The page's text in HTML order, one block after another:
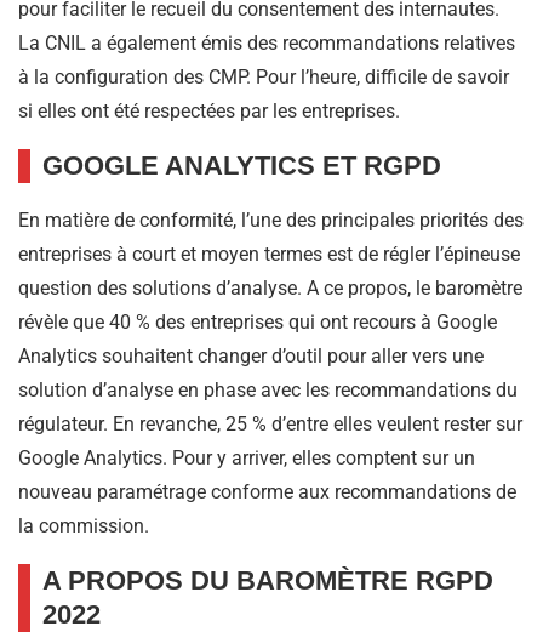
pour faciliter le recueil du consentement des internautes.
La CNIL a également émis des recommandations relatives
à la configuration des CMP. Pour l’heure, difficile de savoir
si elles ont été respectées par les entreprises.
GOOGLE ANALYTICS ET RGPD
En matière de conformité, l’une des principales priorités des
entreprises à court et moyen termes est de régler l’épineuse
question des solutions d’analyse. A ce propos, le baromètre
révèle que 40 % des entreprises qui ont recours à Google
Analytics souhaitent changer d’outil pour aller vers une
solution d’analyse en phase avec les recommandations du
régulateur. En revanche, 25 % d’entre elles veulent rester sur
Google Analytics. Pour y arriver, elles comptent sur un
nouveau paramétrage conforme aux recommandations de
la commission.
A PROPOS DU BAROMÈTRE RGPD
2022